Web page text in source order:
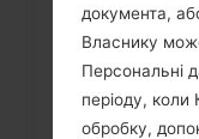
Як
LG G3, G4,
документа,
Власнику
Персональні
періоду, коли
обробку,